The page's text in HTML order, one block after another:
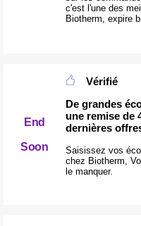
c'est l'une des
Biotherm, expire
End
Soon
Vérifié
De grandes
une remise de
dernières
Saisissez vos
chez Biotherm,
le manquer.